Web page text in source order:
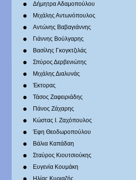
Δήμητρα Αδαμοπούλου
Μιχάλης Αντωνόπουλος
Αντώνης Βαβαγιάννης
Γιάννης Βούλγαρης
Βασίλης Γκογκτζιλάς
Σπύρος Δερβενιώτης
Mιχάλης Διαλυνάς
Έκτορας
Τάσος Ζαφειριάδης
Πάνος Ζάχαρης
Κώστας Ι. Ζαχόπουλoς
Έφη Θεοδωροπούλου
Βάλια Καπάδαη
Σταύρος Κιουτσιούκης
Ευγενία Κουμάκη
Ηλίας Κυριαζής